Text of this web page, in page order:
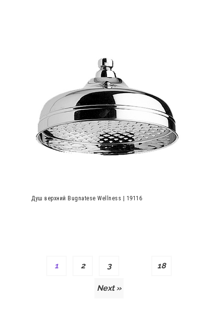
Душ верхний Bugnatese Wellness | 19116
1 2 3 18
Next »